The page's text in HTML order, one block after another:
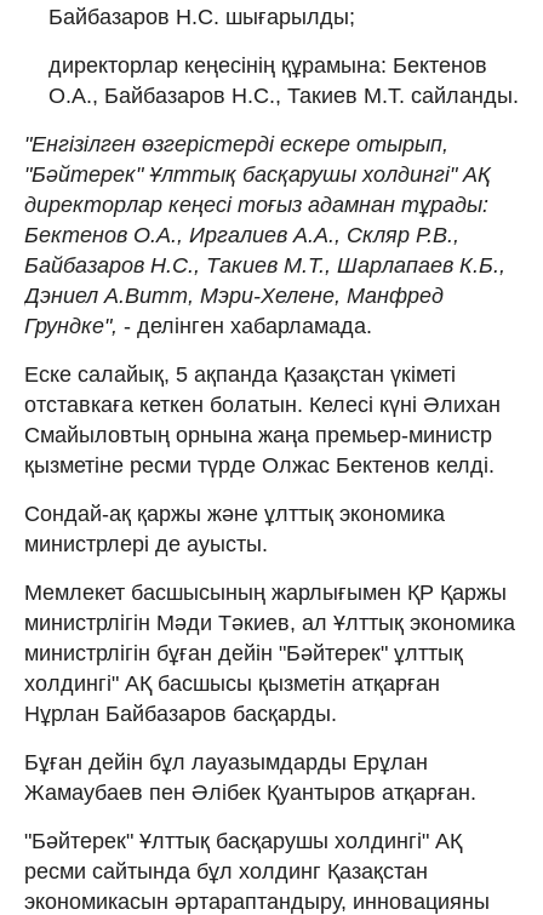
Байбазаров Н.С. шығарылды;
директорлар кеңесінің құрамына: Бектенов
О.А., Байбазаров Н.С., Такиев М.Т. сайланды.
"Енгізілген өзгерістерді ескере отырып,
"Бәйтерек" Ұлттық басқарушы холдингі" АҚ
директорлар кеңесі тоғыз адамнан тұрады:
Бектенов О.А., Иргалиев А.А., Скляр Р.В.,
Байбазаров Н.С., Такиев М.Т., Шарлапаев К.Б.,
Дэниел А.Витт, Мэри-Хелене, Манфред
Грундке", - делінген хабарламада.
Еске салайық, 5 ақпанда Қазақстан үкіметі
отставкаға кеткен болатын. Келесі күні Әлихан
Смайыловтың орнына жаңа премьер-министр
қызметіне ресми түрде Олжас Бектенов келді.
Сондай-ақ қаржы және ұлттық экономика
министрлері де ауысты.
Мемлекет басшысының жарлығымен ҚР Қаржы
министрлігін Мәди Тәкиев, ал Ұлттық экономика
министрлігін бұған дейін "Бәйтерек" ұлттық
холдингі" АҚ басшысы қызметін атқарған
Нұрлан Байбазаров басқарды.
Бұған дейін бұл лауазымдарды Ерұлан
Жамаубаев пен Әлібек Қуантыров атқарған.
"Бәйтерек" Ұлттық басқарушы холдингі" АҚ
ресми сайтында бұл холдинг Қазақстан
экономикасын әртараптандыру, инновацияны